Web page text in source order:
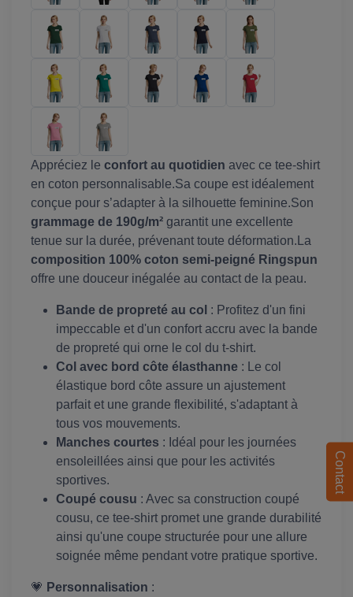
Appréciez le confort au quotidien avec ce tee-shirt
en coton personnalisable.Sa coupe est idéalement
conçue pour s’adapter à la silhouette feminine.Son
grammage de 190g/m² garantit une excellente
tenue sur la durée, prévenant toute déformation.La
composition 100% coton semi-peigné Ringspun
offre une douceur inégalée au contact de la peau.
Bande de propreté au col : Profitez d'un fini
impeccable et d'un confort accru avec la bande
de propreté qui orne le col du t-shirt.
Col avec bord côte élasthanne : Le col
élastique bord côte assure un ajustement
parfait et une grande flexibilité, s'adaptant à
tous vos mouvements.
Manches courtes : Idéal pour les journées
ensoleillées ainsi que pour les activités
sportives.
Coupé cousu : Avec sa construction coupé
cousu, ce tee-shirt promet une grande durabilité
ainsi qu'une coupe structurée pour une allure
soignée même pendant votre pratique sportive.
💗 Personnalisation :
Contact